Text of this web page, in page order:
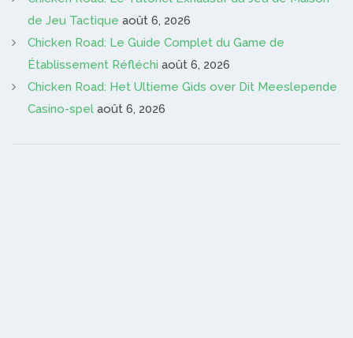
de Jeu Tactique août 6, 2026
Chicken Road: Le Guide Complet du Game de
Établissement Réfléchi août 6, 2026
Chicken Road: Het Ultieme Gids over Dit Meeslepende
Casino-spel août 6, 2026